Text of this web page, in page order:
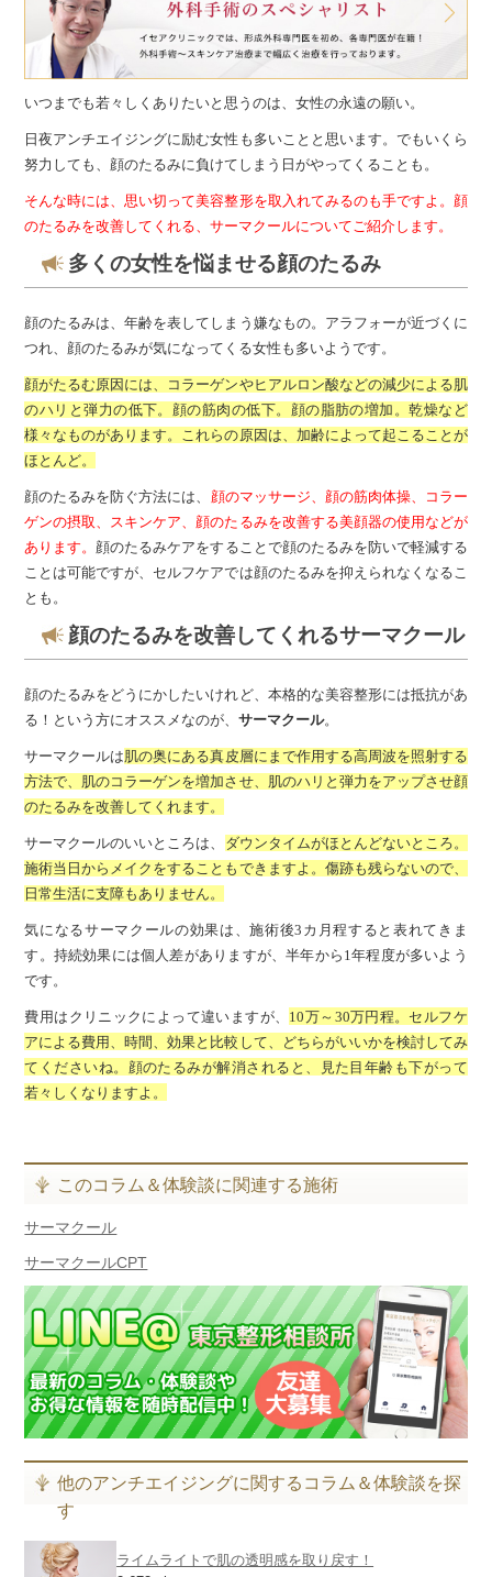
いつまでも若々しくありたいと思うのは、女性の永遠の願い。
日夜アンチエイジングに励む女性も多いことと思います。でもいくら
努力しても、顔のたるみに負けてしまう日がやってくることも。
そんな時には、思い切って美容整形を取入れてみるのも手ですよ。顔
のたるみを改善してくれる、サーマクールについてご紹介します。
多くの女性を悩ませる顔のたるみ
顔のたるみは、年齢を表してしまう嫌なもの。アラフォーが近づくに
つれ、顔のたるみが気になってくる女性も多いようです。
顔がたるむ原因には、コラーゲンやヒアルロン酸などの減少による肌
のハリと弾力の低下。顔の筋肉の低下。顔の脂肪の増加。乾燥など
様々なものがあります。これらの原因は、加齢によって起こることが
ほとんど。
顔のたるみを防ぐ方法には、 顔のマッサージ、顔の筋肉体操、コラー
ゲンの摂取、スキンケア、顔のたるみを改善する美顔器の使用などが
あります。 顔のたるみケアをすることで顔のたるみを防いで軽減する
ことは可能ですが、セルフケアでは顔のたるみを抑えられなくなるこ
とも。
顔のたるみを改善してくれるサーマクール
顔のたるみをどうにかしたいけれど、本格的な美容整形には抵抗があ
る！という方にオススメなのが、サーマクール。
サーマクールは 肌の奥にある真皮層にまで作用する高周波を照射する
方法で、肌のコラーゲンを増加させ、肌のハリと弾力をアップさせ顔
のたるみを改善してくれます。
サーマクールのいいところは、 ダウンタイムがほとんどないところ。
施術当日からメイクをすることもできますよ。傷跡も残らないので、
日常生活に支障もありません。
気になるサーマクールの効果は、施術後3 カ月程すると表れてきま
す。持続効果には個人差がありますが、半年から 1 年程度が多いよう
です。
費用はクリニックによって違いますが、 10万～ 30万円程。セルフケ
アによる費用、時間、効果と比較して、どちらがいいかを検討してみ
てくださいね。顔のたるみが解消されると、見た目年齢も下がって
若々しくなりますよ。
このコラム＆体験談に関連する施術
サーマクール
サーマクールCPT
他のアンチエイジングに関するコラム＆体験談を探
す
ライムライトで肌の透明感を取り戻す！